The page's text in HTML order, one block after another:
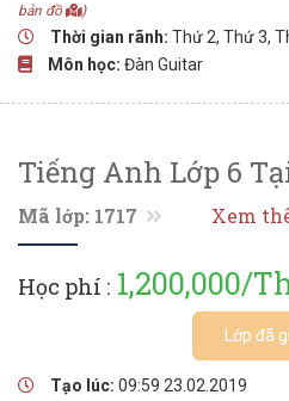
bản đồ
)
Thời gian rãnh: Thứ 2, Thứ 3,
Môn học: Đàn Guitar
Tiếng Anh Lớp 6
Mã lớp: 1717 Xem
Học phí : 1,200,000/
Lớp đã
Tạo lúc: 09:59 23.02.2019